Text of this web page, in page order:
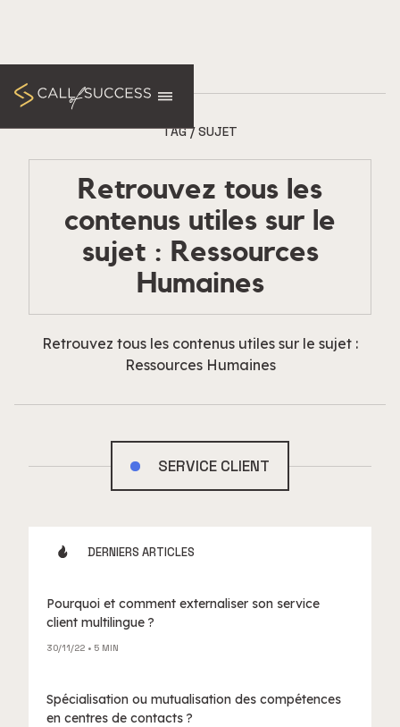
TAG / SUJET
Retrouvez tous les
contenus utiles sur le
sujet : Ressources
Humaines
Retrouvez tous les contenus utiles sur le sujet :
Ressources Humaines
SERVICE CLIENT
DERNIERS ARTICLES
Pourquoi et comment externaliser son service
client multilingue ?
30/11/22 • 5 MIN
Spécialisation ou mutualisation des compétences
en centres de contacts ?